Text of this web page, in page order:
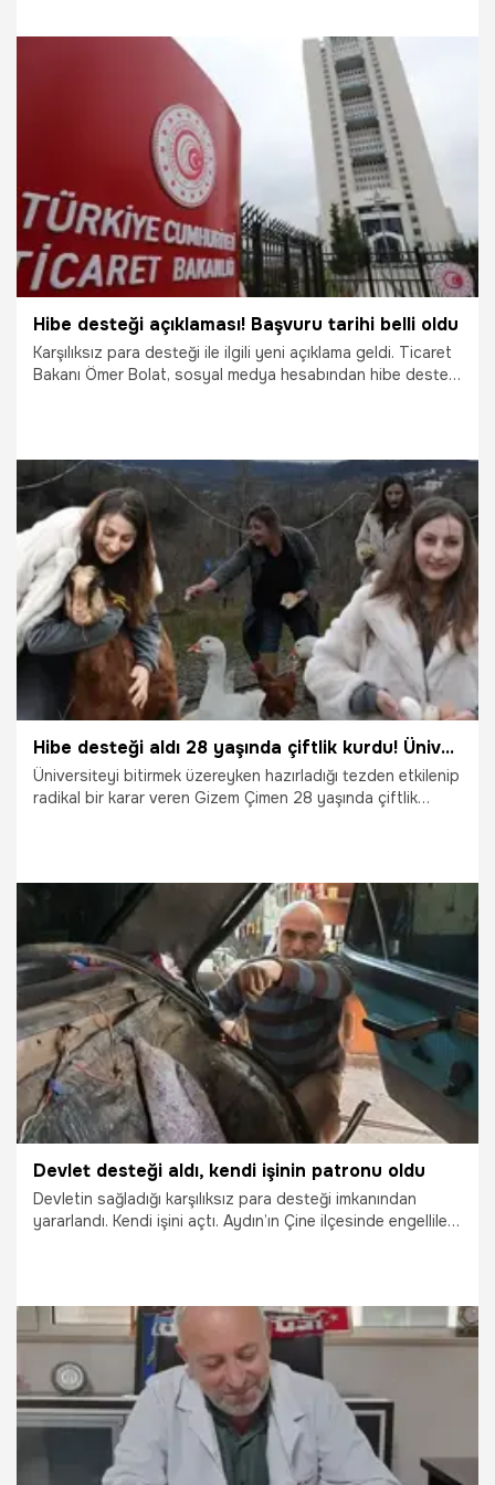
Gündem
Hibe desteği açıklaması! Başvuru tarihi belli oldu
Karşılıksız para desteği ile ilgili yeni açıklama geldi. Ticaret
Bakanı Ömer Bolat, sosyal medya hesabından hibe destek
4.07.2024 Ekonomi
Hibe desteği aldı 28 yaşında çiftlik kurdu! Üniversitede hazırladığı tez hayatını değiştirdi
Üniversiteyi bitirmek üzereyken hazırladığı tezden etkilenip
radikal bir karar veren Gizem Çimen 28 yaşında çiftlik
26.02.2025 Gündem
Devlet desteği aldı, kendi işinin patronu oldu
Devletin sağladığı karşılıksız para desteği imkanından
yararlandı. Kendi işini açtı. Aydın’ın Çine ilçesinde engellilere
22.01.2024 Gündem